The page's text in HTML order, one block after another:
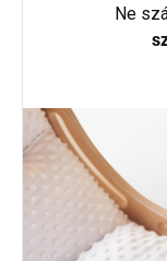
Ne